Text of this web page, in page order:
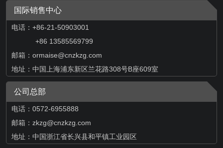
国际销售中心
电话：+86-21-50903001
+86 13585569799
邮箱： ormaise@cnzkzg.com
地址：中国上海浦东新区兰花路308号B座609室
公司总部
电话：0572-6955888
邮箱：zkzg@cnzkzg.com
地址：中国浙江省长兴县和平镇工业园区